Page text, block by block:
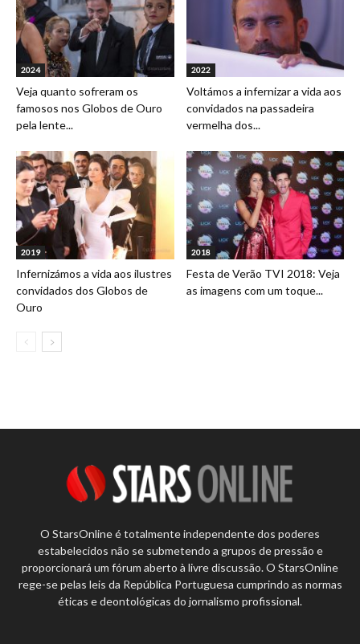
2024
Veja quanto sofreram os
famosos nos Globos de Ouro
pela lente...
2022
Voltámos a infernizar a vida aos
convidados na passadeira
vermelha dos...
2019
Infernizámos a vida aos ilustres
convidados dos Globos de
Ouro
2018
Festa de Verão TVI 2018: Veja
as imagens com um toque...
O StarsOnline é totalmente independente dos poderes
estabelecidos não se submetendo a grupos de pressão e
proporcionará um fórum aberto à livre discussão. O StarsOnline
rege-se pelas leis da República Portuguesa cumprindo as normas
éticas e deontológicas do jornalismo profissional.